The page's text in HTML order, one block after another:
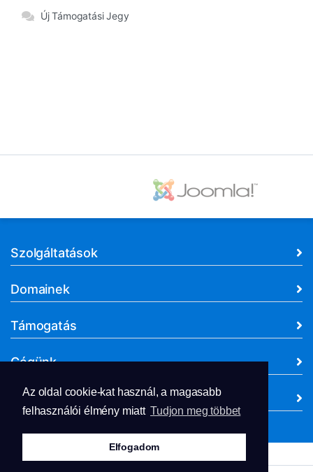
Az oldal cookie-kat használ, a magasabb
felhasználói élmény miatt Tudjon meg többet
Elfogadom
Új Támogatási Jegy
Szolgáltatások
Domainek
Támogatás
Cégünk
Dokumentumok